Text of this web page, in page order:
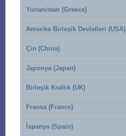
Yunanistan (Greece)
Amerika Birleşik Devletleri (USA)
Çin (China)
Japonya (Japan)
Birleşik Krallık (UK)
Fransa (France)
İspanya (Spain)